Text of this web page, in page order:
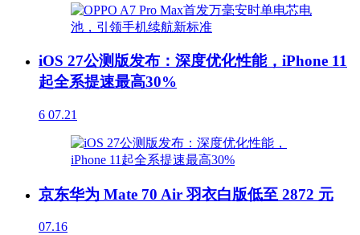
iOS 27公测版发布：深度优化性能，iPhone 11
起全系提速最高30%
6 07.21
京东华为 Mate 70 Air 羽衣白版低至 2872 元
07.16